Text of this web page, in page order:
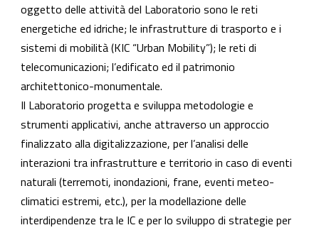
oggetto delle attività del Laboratorio sono le reti
energetiche ed idriche; le infrastrutture di trasporto e i
sistemi di mobilità (KIC “Urban Mobility”); le reti di
telecomunicazioni; l’edificato ed il patrimonio
architettonico-monumentale.
Il Laboratorio progetta e sviluppa metodologie e
strumenti applicativi, anche attraverso un approccio
finalizzato alla digitalizzazione, per l’analisi delle
interazioni tra infrastrutture e territorio in caso di eventi
naturali (terremoti, inondazioni, frane, eventi meteo-
climatici estremi, etc.), per la modellazione delle
interdipendenze tra le IC e per lo sviluppo di strategie per